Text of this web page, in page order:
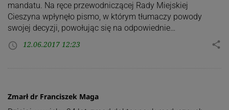
mandatu. Na ręce przewodniczącej Rady Miejskiej
Cieszyna wpłynęło pismo, w którym tłumaczy powody
swojej decyzji, powołując się na odpowiednie…
access_time 12.06.2017 12:23 share
Zmarł dr Franciszek Maga